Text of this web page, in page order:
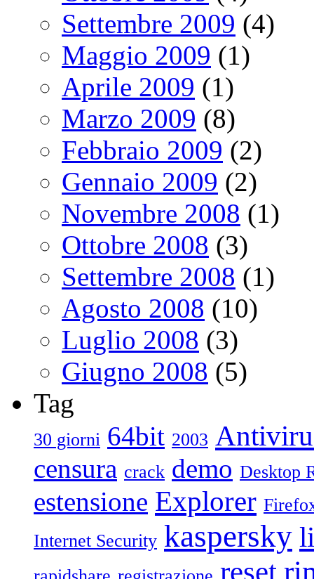
Settembre 2009 (4)
Maggio 2009 (1)
Aprile 2009 (1)
Marzo 2009 (8)
Febbraio 2009 (2)
Gennaio 2009 (2)
Novembre 2008 (1)
Ottobre 2008 (3)
Settembre 2008 (1)
Agosto 2008 (10)
Luglio 2008 (3)
Giugno 2008 (5)
Tag
30 giorni 64bit 2003
censura crack demo Desktop
estensione Explorer
Internet Security kaspersky
reset